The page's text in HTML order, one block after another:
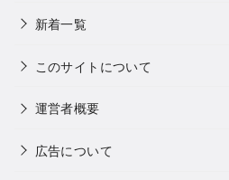
新着一覧
このサイトについて
運営者概要
広告について